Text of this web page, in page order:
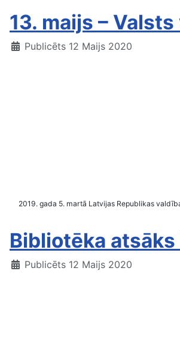
13. maijs –
Publicēts 12 Maijs 2020
2019. gada 5. martā Latvijas Republikas
Bibliotēka
Publicēts 12 Maijs 2020